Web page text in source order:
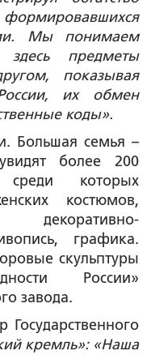
Мы понимаем
предметы
показывая
их обмен
коды».
Большая семья –
более 200
среди которых
костюмов,
декоративно-
графика.
скульптуры
России»
завода.
Государственного
кремль»: «Наша